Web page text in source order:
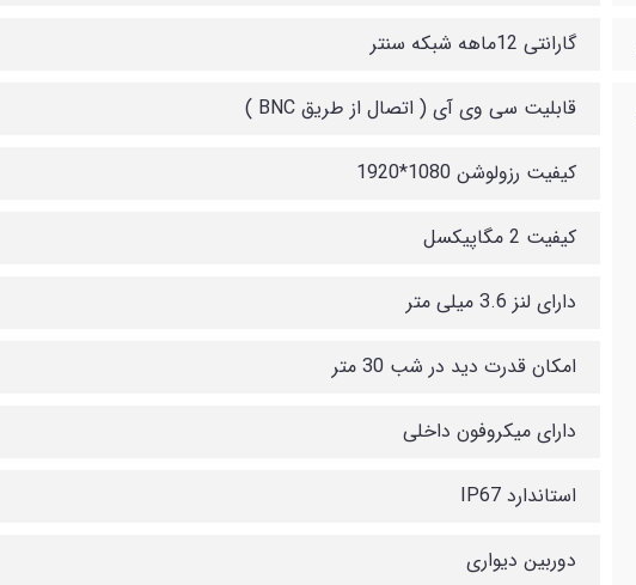
گارانتی 12ماهه شبکه سنتر
قابلیت سی وی آی ( اتصال از طریق BNC )
کیفیت رزولوشن 1080*1920
کیفیت 2 مگاپیکسل
دارای لنز 3.6 میلی متر
امکان قدرت دید در شب 30 متر
دارای میکروفون داخلی
استاندارد IP67
دوربین دیواری